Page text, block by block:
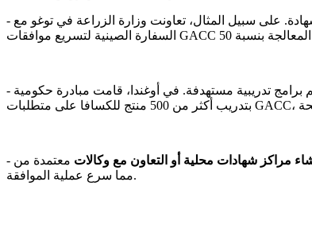
على سبيل المثال، تعاونت وزارة الزراعة في توغو مع
برامج تدريبية مستهدفة. في أوغندا، قامت مبادرة حكومية
مراكز شهادات محلية أو التعاون مع وكالات معتمدة من GACC أن يسهل العملية. أدى تعاون كينيا مع وكالة شهادات صينية إلى تقليل الأخطاء في المستندات بنسبة 80%،
مما سرع عملية الموافقة.